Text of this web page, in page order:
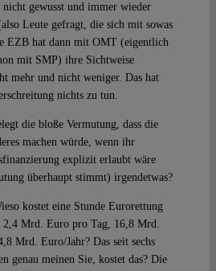
nicht gewusst und immer wieder
Leute gefragt, die sich mit sowas
EZB hat dann mit OMT (eigentlich
mit SMP) ihre Sichtweise
mehr und nicht weniger. Das hat
nichts zu tun.
die bloße Vermutung, dass die
machen würde, wenn ihr
explizit erlaubt wäre
überhaupt stimmt) irgendetwas?
kostet eine Stunde Eurorettung
2,4 Mrd. Euro pro Tag, 16,8 Mrd.
Mrd. Euro/Jahr? Das seit sechs
genau meinen Sie, kostet das? Die